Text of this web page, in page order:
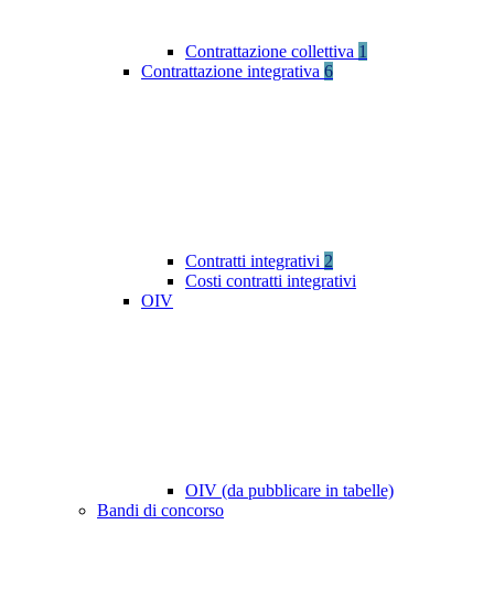
Contrattazione collettiva 1
Contrattazione integrativa 6
Contratti integrativi 2
Costi contratti integrativi
OIV
OIV (da pubblicare in tabelle)
Bandi di concorso